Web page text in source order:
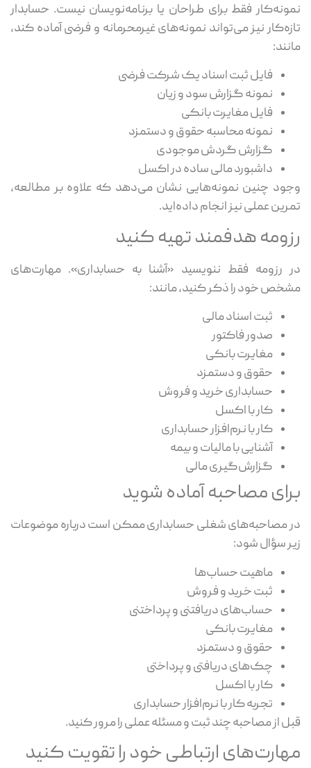
نمونه‌کار فقط برای طراحان یا برنامه‌نویسان نیست. حسابدار
تازه‌کار نیز می‌تواند نمونه‌های غیرمحرمانه و فرضی آماده کند،
مانند:
فایل ثبت اسناد یک شرکت فرضی
نمونه گزارش سود و زیان
فایل مغایرت بانکی
نمونه محاسبه حقوق و دستمزد
گزارش گردش موجودی
داشبورد مالی ساده در اکسل
وجود چنین نمونه‌هایی نشان می‌دهد که علاوه بر مطالعه،
تمرین عملی نیز انجام داده‌اید.
رزومه هدفمند تهیه کنید
در رزومه فقط ننویسید «آشنا به حسابداری». مهارت‌های
مشخص خود را ذکر کنید، مانند:
ثبت اسناد مالی
صدور فاکتور
مغایرت بانکی
حقوق و دستمزد
حسابداری خرید و فروش
کار با اکسل
کار با نرم‌افزار حسابداری
آشنایی با مالیات و بیمه
گزارش‌گیری مالی
برای مصاحبه آماده شوید
در مصاحبه‌های شغلی حسابداری ممکن است درباره موضوعات
زیر سؤال شود:
ماهیت حساب‌ها
ثبت خرید و فروش
حساب‌های دریافتنی و پرداختنی
مغایرت بانکی
حقوق و دستمزد
چک‌های دریافتی و پرداختی
کار با اکسل
تجربه کار با نرم‌افزار حسابداری
قبل از مصاحبه چند ثبت و مسئله عملی را مرور کنید.
مهارت‌های ارتباطی خود را تقویت کنید